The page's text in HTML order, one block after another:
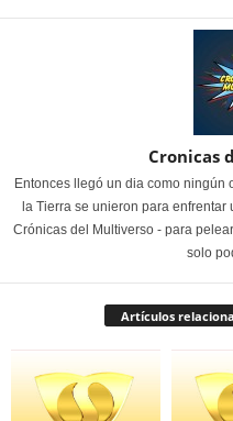
Cronicas
Entonces llegó un dia como ningún
la Tierra se unieron para
Crónicas del Multiverso - para
solo
Artículos